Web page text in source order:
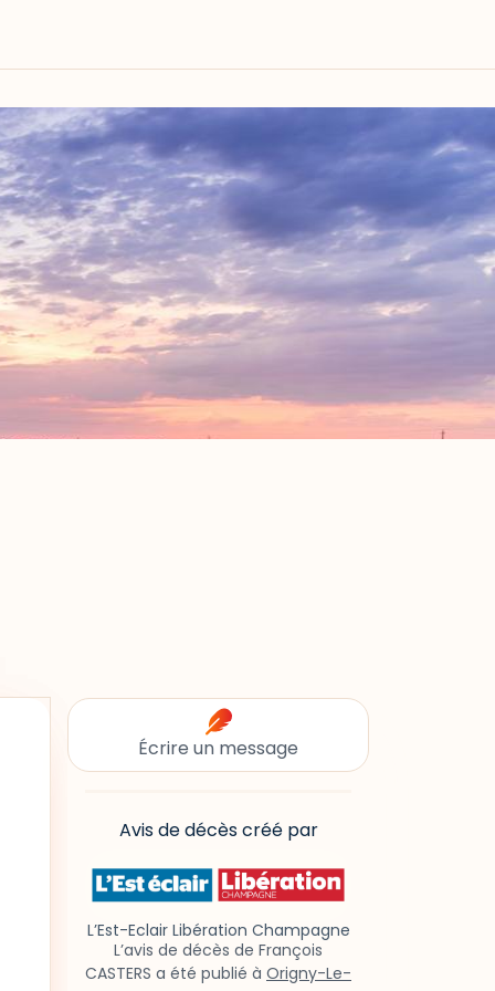
Écrire un message
Avis de décès créé par
L’Est-Eclair Libération Champagne
L’avis de décès de François
CASTERS a été publié à Origny-Le-